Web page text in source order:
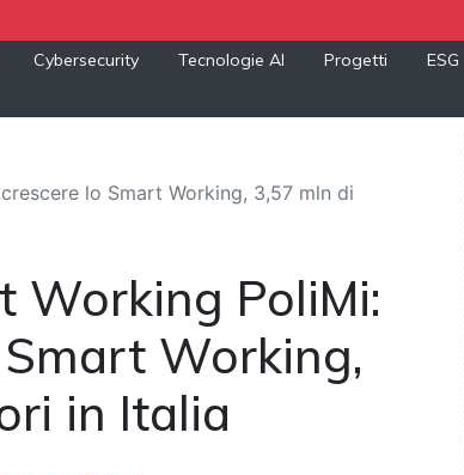
Cybersecurity Tecnologie AI Progetti ESG
lo Smart Working, 3,57 mln di
Working PoliMi:
Working,
in Italia